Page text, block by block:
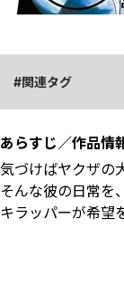
関連タグ
あらすじ／作品情
気づけばヤクザの
そんな彼の日常を
キラッパーが希望